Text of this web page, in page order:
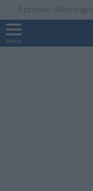
Il portale
Menu